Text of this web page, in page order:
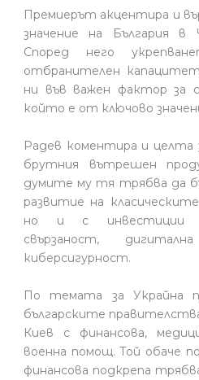
Премиерът акцентира и
значение на България в
Според него
отбранителен
ни във важен фактор за
който е от ключово
Радев коментира и целта
брутния вътрешен
думите му тя трябва да
развитие на
но и с инвестиции в
свързаност,
киберсигурност.
По темата за Украйна
българските
Киев с финансова,
военна помощ. Той обаче
финансова подкрепа